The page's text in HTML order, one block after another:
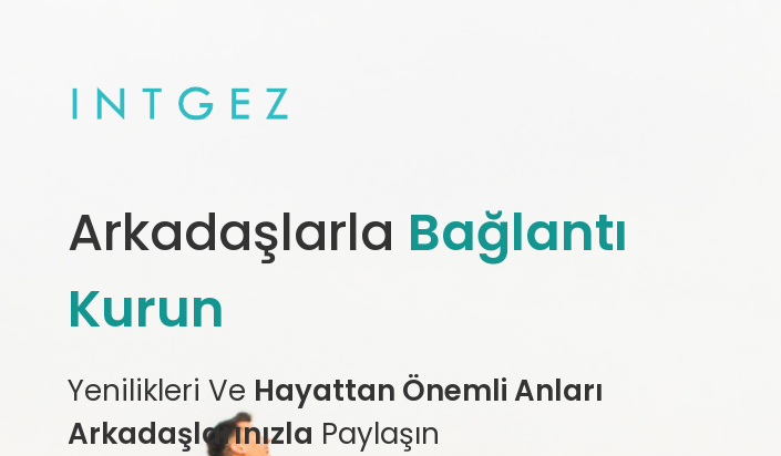
Arkadaşlarla Bağlantı
Kurun
Yenilikleri Ve Hayattan Önemli Anları
Arkadaşlarınızla Paylaşın